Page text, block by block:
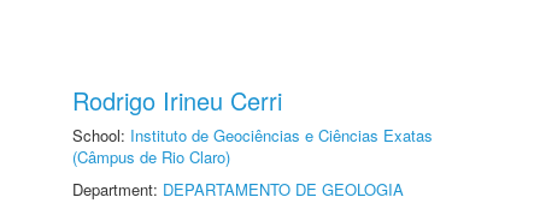
Rodrigo Irineu Cerri
School: Instituto de Geociências e Ciências Exatas
(Câmpus de Rio Claro)
Department: DEPARTAMENTO DE GEOLOGIA